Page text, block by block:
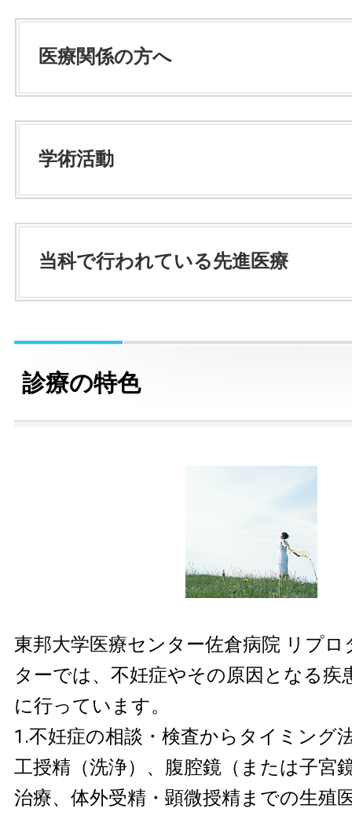
医療関係の方へ
学術活動
当科で行われている先進医療
診療の特色
東邦大学医療センター佐倉病院 リプ
ターでは、不妊症やその原因となる疾
に行っています。
1.不妊症の相談・検査からタイミング
工授精（洗浄）、腹腔鏡（または子宮
治療、体外受精・顕微授精までの生殖